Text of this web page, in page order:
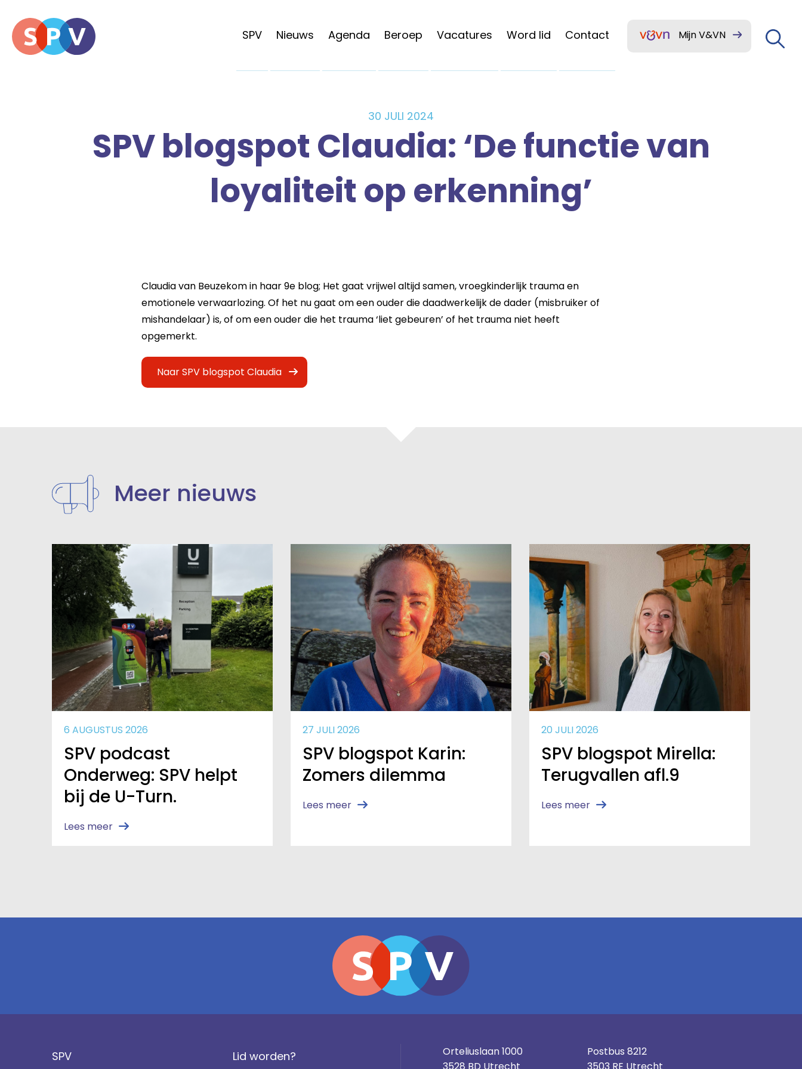
SPV Nieuws Agenda Beroep Vacatures Word lid Contact Mijn V&VN
30 JULI 2024
SPV blogspot Claudia: ‘De functie van
loyaliteit op erkenning’
Claudia van Beuzekom in haar 9e blog; Het gaat vrijwel altijd samen, vroegkinderlijk trauma en
emotionele verwaarlozing. Of het nu gaat om een ouder die daadwerkelijk de dader (misbruiker of
mishandelaar) is, of om een ouder die het trauma ‘liet gebeuren’ of het trauma niet heeft
opgemerkt.
Naar SPV blogspot Claudia
Meer nieuws
6 AUGUSTUS 2026
SPV podcast
Onderweg: SPV helpt
bij de U-Turn.
Lees meer
27 JULI 2026
SPV blogspot Karin:
Zomers dilemma
Lees meer
20 JULI 2026
SPV blogspot Mirella:
Terugvallen afl.9
Lees meer
SPV Lid worden?
Orteliuslaan 1000
Postbus 8212